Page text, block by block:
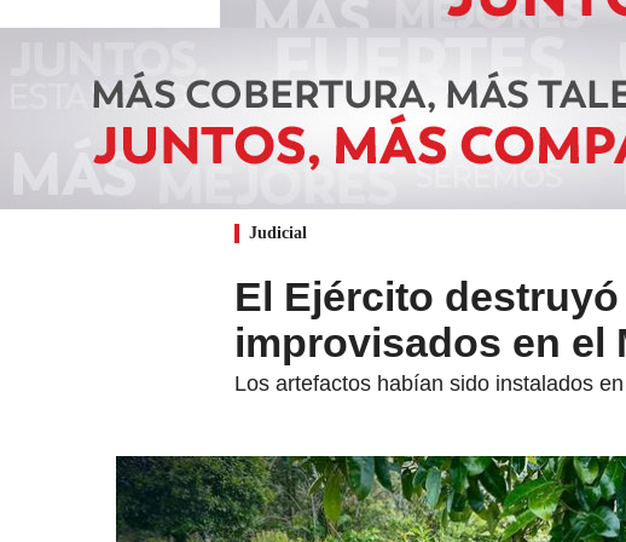
Judicial
El Ejército
improvisados en el
Los artefactos habían sido instalados